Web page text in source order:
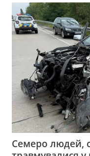
Семеро людей,